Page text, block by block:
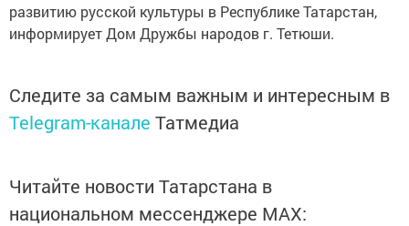
развитию русской культуры в Республике Татарстан,
информирует Дом Дружбы народов г. Тетюши.
Следите за самым важным и интересным в
Telegram-канале Татмедиа
Читайте новости Татарстана в
национальном мессенджере MАХ: